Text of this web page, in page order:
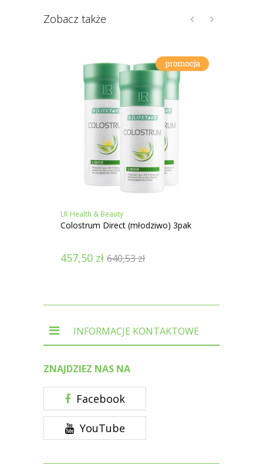
Zobacz także
LR Health & Beauty
Colostrum Direct (młodziwo) 3pak
457,50 zł 640,53zł
INFORMACJE KONTAKTOWE
ZNAJDZIEZ NAS NA
Facebook
YouTube